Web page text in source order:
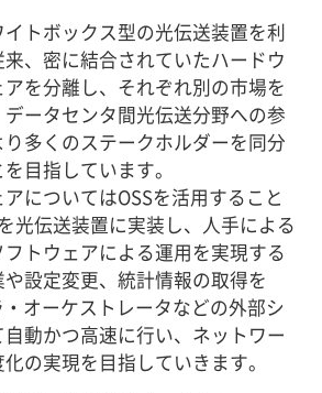
トボックス型の光伝送装置を利
、密に結合されていたハードウ
を分離し、それぞれ別の市場を
ータセンタ間光伝送分野への参
多くのステークホルダーを同分
目指しています。
についてはOSSを活用すること
光伝送装置に実装し、人手による
トウェアによる運用を実現する
設定変更、統計情報の取得を
オーケストレータなどの外部シ
動かつ高速に行い、ネットワー
の実現を目指していきます。